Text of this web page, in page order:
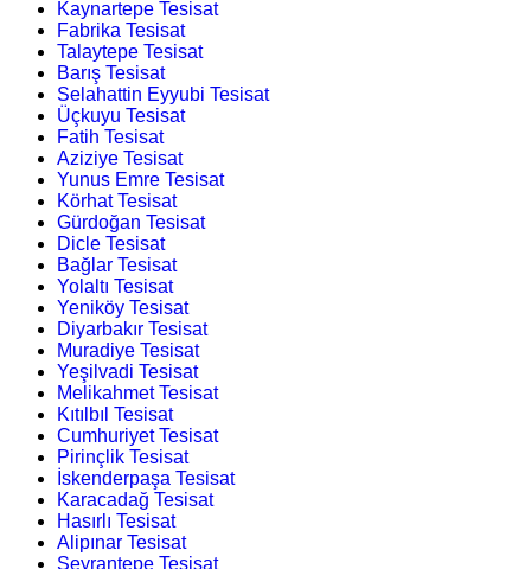
Kaynartepe Tesisat
Fabrika Tesisat
Talaytepe Tesisat
Barış Tesisat
Selahattin Eyyubi Tesisat
Üçkuyu Tesisat
Fatih Tesisat
Aziziye Tesisat
Yunus Emre Tesisat
Körhat Tesisat
Gürdoğan Tesisat
Dicle Tesisat
Bağlar Tesisat
Yolaltı Tesisat
Yeniköy Tesisat
Diyarbakır Tesisat
Muradiye Tesisat
Yeşilvadi Tesisat
Melikahmet Tesisat
Kıtılbıl Tesisat
Cumhuriyet Tesisat
Pirinçlik Tesisat
İskenderpaşa Tesisat
Karacadağ Tesisat
Hasırlı Tesisat
Alipınar Tesisat
Seyrantepe Tesisat